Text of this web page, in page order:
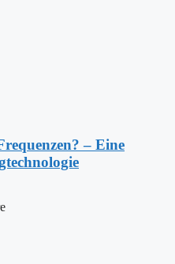
– Eine